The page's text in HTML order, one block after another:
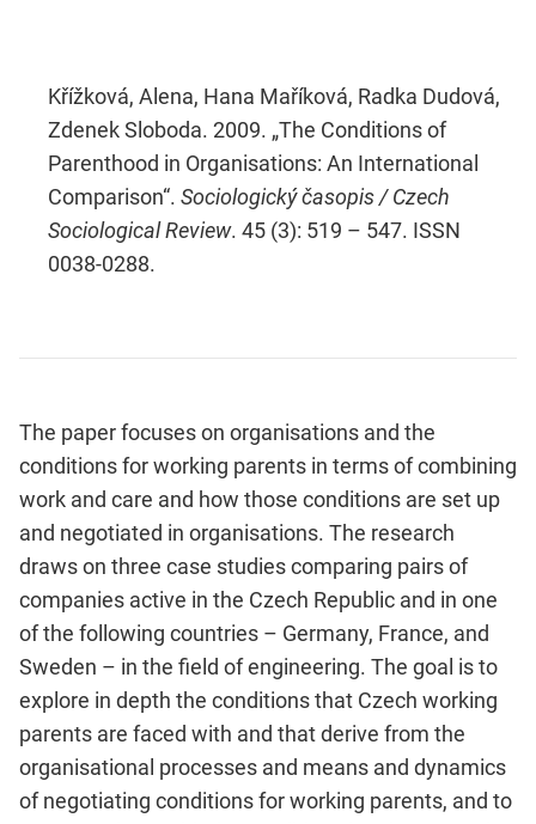
Křížková, Alena, Hana Maříková, Radka Dudová,
Zdenek Sloboda. 2009. „The Conditions of
Parenthood in Organisations: An International
Comparison“. Sociologický časopis / Czech
Sociological Review. 45 (3): 519 – 547. ISSN
0038-0288.
The paper focuses on organisations and the
conditions for working parents in terms of combining
work and care and how those conditions are set up
and negotiated in organisations. The research
draws on three case studies comparing pairs of
companies active in the Czech Republic and in one
of the following countries – Germany, France, and
Sweden – in the field of engineering. The goal is to
explore in depth the conditions that Czech working
parents are faced with and that derive from the
organisational processes and means and dynamics
of negotiating conditions for working parents, and to